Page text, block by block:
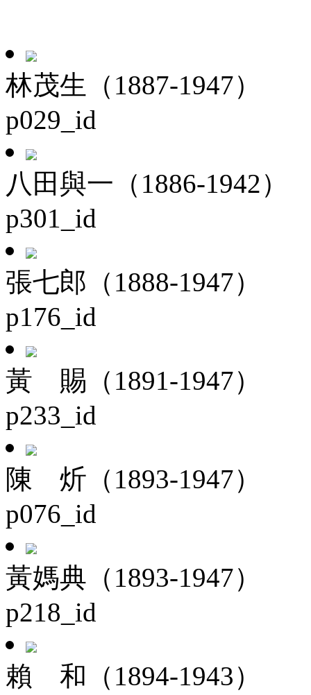
林茂生（1887-1947）
p029_id
八田與一（1886-1942）
p301_id
張七郎（1888-1947）
p176_id
黃 賜（1891-1947）
p233_id
陳 炘（1893-1947）
p076_id
黃媽典（1893-1947）
p218_id
賴 和（1894-1943）